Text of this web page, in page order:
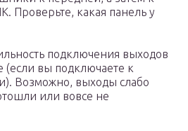
Проверьте, какая панель у
подключения выходов
(если вы подключаете к
Возможно, выходы слабо
или вовсе не